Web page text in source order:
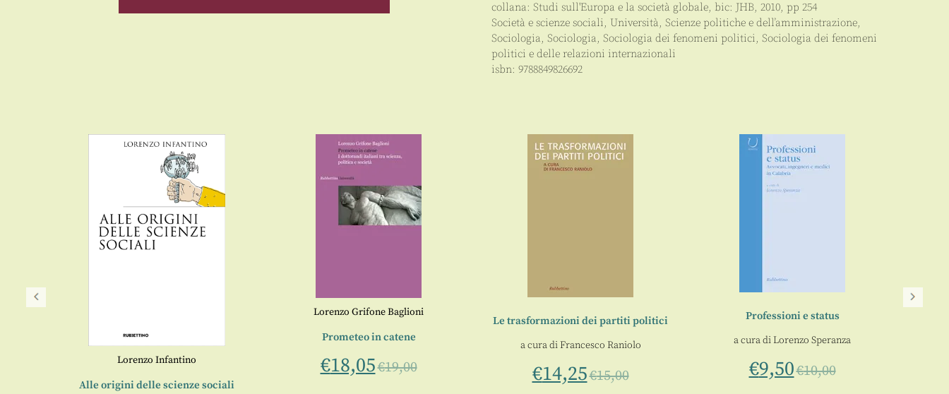
collana: Studi sull'Europa e la società globale, bic: JHB, 2010, pp 254
Società e scienze sociali, Università, Scienze politiche e dell’amministrazione,
Sociologia, Sociologia, Sociologia dei fenomeni politici, Sociologia dei fenomeni
politici e delle relazioni internazionali
isbn: 9788849826692
Lorenzo Infantino
Alle origini delle scienze sociali
Lorenzo Grifone Baglioni
Prometeo in catene
€18,05€19,00
Le trasformazioni dei partiti politici
a cura diFrancesco Raniolo
€14,25€15,00
Professioni e status
a cura diLorenzo Speranza
€9,50€10,00